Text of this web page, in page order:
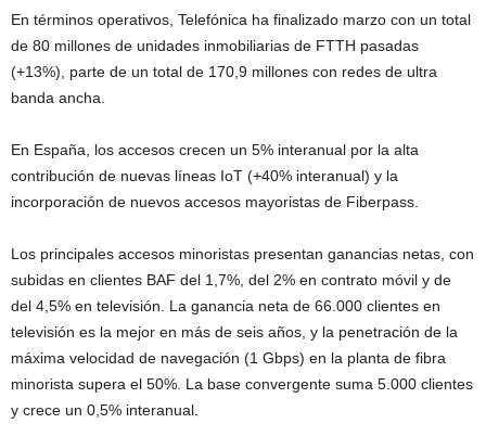
En términos operativos, Telefónica ha finalizado marzo con un total
de 80 millones de unidades inmobiliarias de FTTH pasadas
(+13%), parte de un total de 170,9 millones con redes de ultra
banda ancha.
En España, los accesos crecen un 5% interanual por la alta
contribución de nuevas líneas IoT (+40% interanual) y la
incorporación de nuevos accesos mayoristas de Fiberpass.
Los principales accesos minoristas presentan ganancias netas, con
subidas en clientes BAF del 1,7%, del 2% en contrato móvil y de
del 4,5% en televisión. La ganancia neta de 66.000 clientes en
televisión es la mejor en más de seis años, y la penetración de la
máxima velocidad de navegación (1 Gbps) en la planta de fibra
minorista supera el 50%. La base convergente suma 5.000 clientes
y crece un 0,5% interanual.